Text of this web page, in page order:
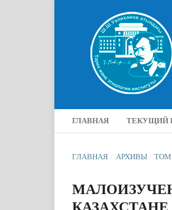
ГЛАВНАЯ ТЕКУЩИЙ
ГЛАВНАЯ / АРХИВЫ / ТОМ
КАЗАХСТАНЕ